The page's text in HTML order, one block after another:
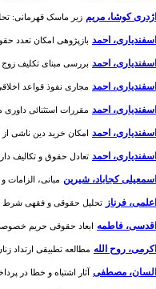
اژدری کوشا، مریم زیر ماسک قهرمانی:
اسفندیاری، احمد بازپژوهی امکان تعدد حقوق
اسفندیاری، احمد بررسی مبنای تکلیف زوج بر
اسفندیاری، احمد مجاری نفوذ قواعد اخلاقی
اسفندیاری، احمد مقررات استثنائی داوری
اسفندیاری، احمد امکان خرید دین ناشی از
اسفندیاری، احمد تعادل حقوق و تکالیف
اسمعیلی کجاباد، شیرین مبانی، الزامات و
اعلمی، فرناز تحلیل حقوقی و فقهی شرط سلب
اقدسی، فاطمه ابعاد حقوقی حریم خصوصی در
اکرمی، روح الله مطالعه تطبیقی ارتداد
السان، مصطفی آثار اشتباه و خطا در